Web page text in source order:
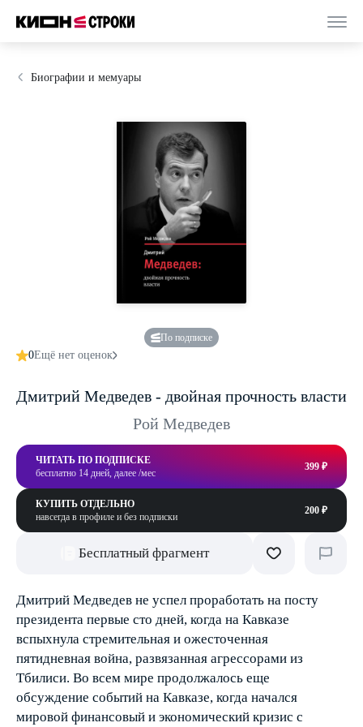
Биографии и мемуары
По подписке
0Ещё нет оценок
Дмитрий Медведев - двойная прочность власти
Рой Медведев
ЧИТАТЬ ПО ПОДПИСКЕ
бесплатно 14 дней, далее /мес
399 ₽
КУПИТЬ ОТДЕЛЬНО
навсегда в профиле и без подписки
200 ₽
Бесплатный фрагмент
Дмитрий Медведев не успел проработать на посту
президента первые сто дней, когда на Кавказе
вспыхнула стремительная и ожесточенная
пятидневная война, развязанная агрессорами из
Тбилиси. Во всем мире продолжалось еще
обсуждение событий на Кавказе, когда начался
мировой финансовый и экономический кризис с